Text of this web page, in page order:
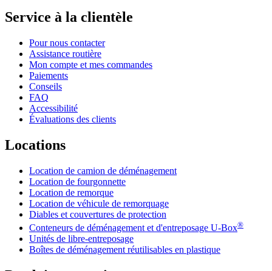
Service à la clientèle
Pour nous contacter
Assistance routière
Mon compte et mes commandes
Paiements
Conseils
FAQ
Accessibilité
Évaluations des clients
Locations
Location de camion de déménagement
Location de fourgonnette
Location de remorque
Location de véhicule de remorquage
Diables et couvertures de protection
Conteneurs de déménagement et d'entreposage U-Box®
Unités de libre-entreposage
Boîtes de déménagement réutilisables en plastique